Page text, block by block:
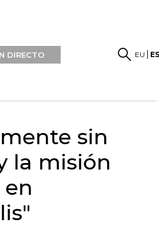
DIRECTO EU
sin
la misión
en